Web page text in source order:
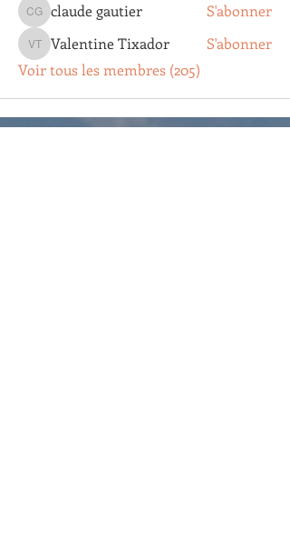
claude gautier
claude gautier S'abonner
Valentine Tixador
Valentine Tixador
S'abonner
Voir tous les membres (205)